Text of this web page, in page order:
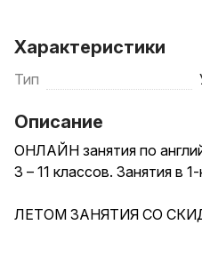
Характеристики
Тип
Описание
ОНЛАЙН занятия по
3 – 11 классов. Занятия в
ЛЕТОМ ЗАНЯТИЯ СО